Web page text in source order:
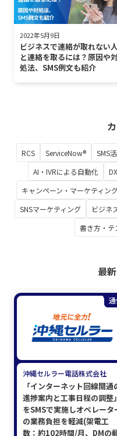
2022年5月9日
ビジネスで連絡が取れない
と連絡を取るには？原因や
処法、SMS例文も紹介
RCS ServiceNow® SMS
AI・IVRによる自動化
キャンペーン・マーケティン
SNSマーケティング
ビジネ
書き方・テ
最
沖縄セルラー電話株式会社
「インターネット回線開通
進捗案内と工事日程の調整」
をSMSで実施しオペレータ
の業務負担を軽減(架電工
数：約102時間/月、DMの